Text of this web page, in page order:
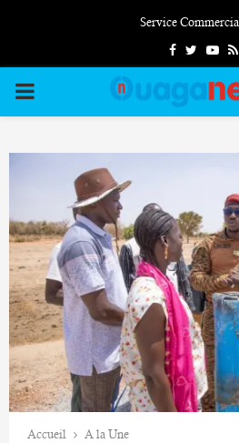
Service
FacebookTwitter
PRIMARY
Accueil
A la Une